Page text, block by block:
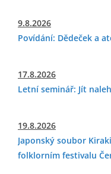
9.8.2026
Povídání: Dědeček a
17.8.2026
Letní seminář: Jít
19.8.2026
Japonský soubor
folklorním festivalu